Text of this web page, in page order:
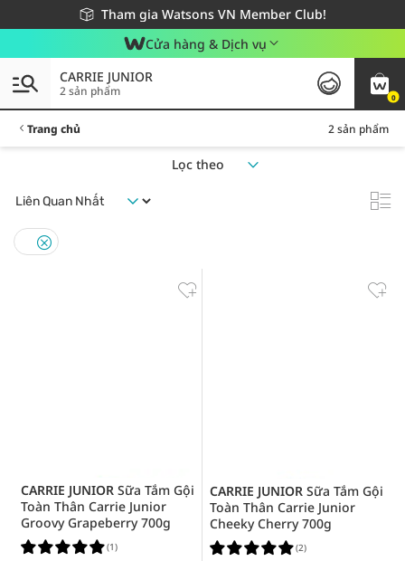
Tham gia Watsons VN Member Club!
Miễn phí giao hàng cho đơn hàng từ 249,000Đ
Giao hàng nhanh 24h - Áp dụng khu vực TP. Hồ Chí Minh
Cửa hàng & Dịch vụ
0
CARRIE JUNIOR
2 sản phẩm
Trang chủ 2 sản phẩm
Lọc theo
CARRIE JUNIOR Sữa Tắm Gội
Toàn Thân Carrie Junior
Groovy Grapeberry 700g
(1)
CARRIE JUNIOR Sữa Tắm Gội
Toàn Thân Carrie Junior
Cheeky Cherry 700g
(2)